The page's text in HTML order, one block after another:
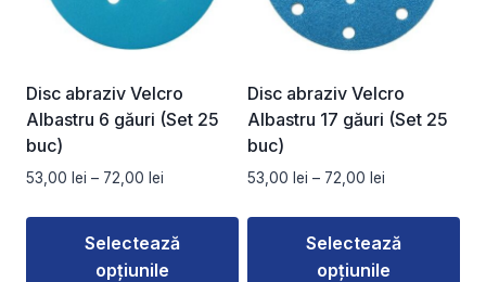
Disc abraziv Velcro
Albastru 6 găuri (Set 25
buc)
53,00 lei – 72,00 lei
prețuri:
53,00 lei
până
Selectează
opțiunile
Disc abraziv Velcro
Albastru 17 găuri (Set 25
buc)
53,00 lei – 72,00 lei
prețuri:
53,00 lei
până
Selectează
opțiunile